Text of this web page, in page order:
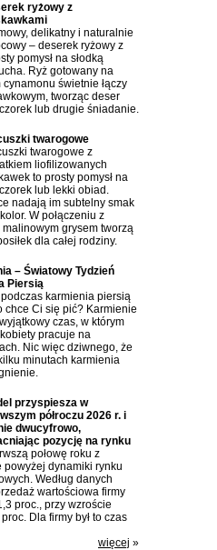
ryżowy z
delikatny i naturalnie
– deserek ryżowy z
pomysł na słodką
Ryż gotowany na
świetnie łączy
tworząc deser
lub drugie śniadanie.
twarogowe
twarogowe z
liofilizowanych
to prosty pomysł na
lub lekki obiad.
nadają im subtelny smak
W połączeniu z
grysem tworzą
dla całej rodziny.
– Światowy Tydzień
Piersią
karmienia piersią
chce Ci się pić? Karmienie
czas, w którym
pracuje na
Nic więc dziwnego, że
minutach karmienia
przyspiesza w
półroczu 2026 r. i
dwucyfrowo,
pozycję na rynku
połowę roku z
powyżej dynamiki rynku
Według danych
wartościowa firmy
proc., przy wzroście
Dla firmy był to czas
więcej »